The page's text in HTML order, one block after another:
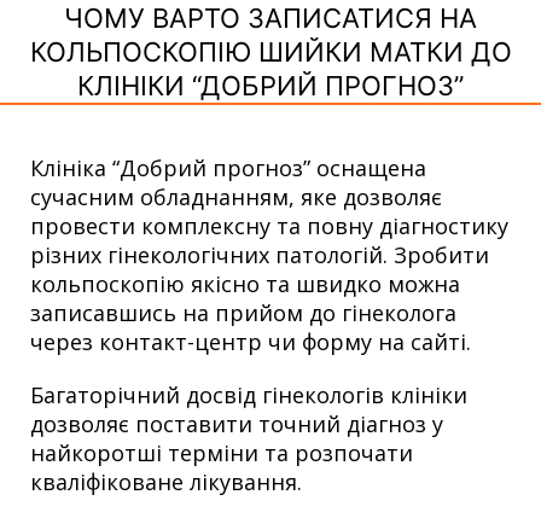
ЧОМУ ВАРТО ЗАПИСАТИСЯ НА
КОЛЬПОСКОПІЮ ШИЙКИ МАТКИ ДО
КЛІНІКИ “ДОБРИЙ ПРОГНОЗ”
Клініка “Добрий прогноз” оснащена
сучасним обладнанням, яке дозволяє
провести комплексну та повну діагностику
різних гінекологічних патологій. Зробити
кольпоскопію якісно та швидко можна
записавшись на прийом до гінеколога
через контакт-центр чи форму на сайті.
Багаторічний досвід гінекологів клініки
дозволяє поставити точний діагноз у
найкоротші терміни та розпочати
кваліфіковане лікування.